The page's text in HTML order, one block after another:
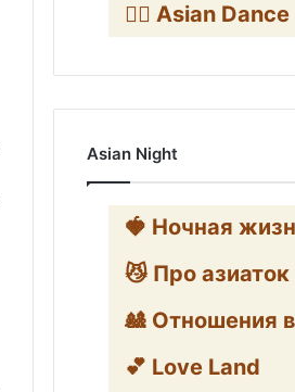
👯‍♀️ Asian Dance
Asian Night
🍓 Ночная
😼 Про азиаток
🎎 Отношения
💕 Love Land